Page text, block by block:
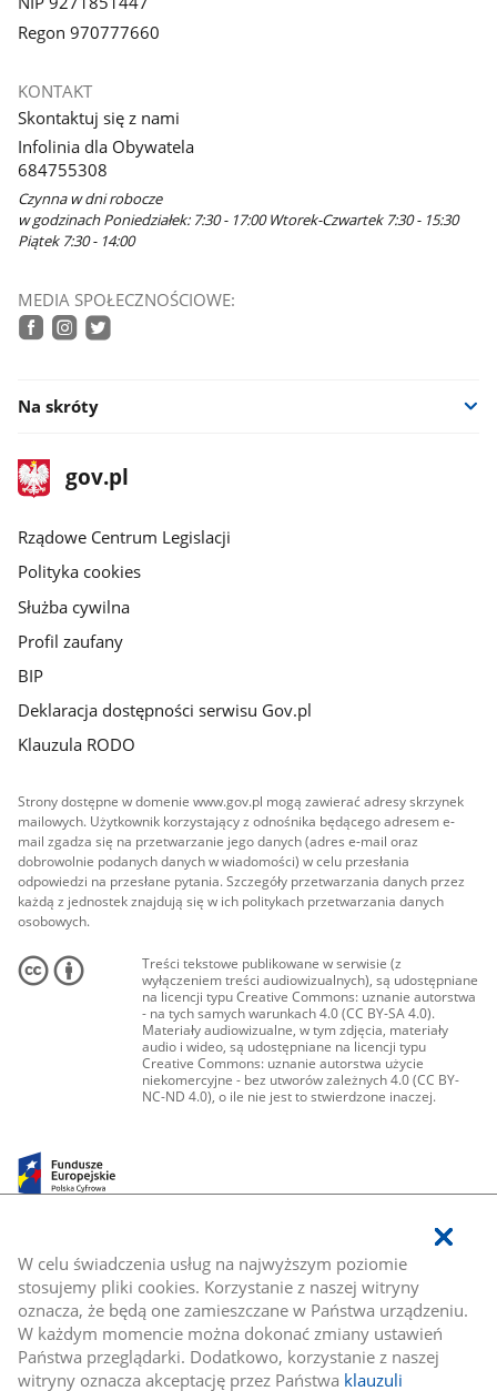
W celu świadczenia usług na najwyższym poziomie
stosujemy pliki cookies. Korzystanie z naszej witryny
oznacza, że będą one zamieszczane w Państwa urządzeniu.
W każdym momencie można dokonać zmiany ustawień
Państwa przeglądarki. Dodatkowo, korzystanie z naszej
witryny oznacza akceptację przez Państwa klauzuli
Regon 970777660
KONTAKT
Skontaktuj się z nami
Infolinia dla Obywatela
684755308
Czynna w dni robocze
w godzinach Poniedziałek: 7:30 - 17:00 Wtorek-Czwartek 7:30 - 15:30
Piątek 7:30 - 14:00
MEDIA SPOŁECZNOŚCIOWE:
Na skróty
stopka
gov.plStrona
gov.pl
Rządowe Centrum Legislacji
Polityka cookies
Służba cywilna
Profil zaufany
BIP
Deklaracja dostępności serwisu Gov.pl
Klauzula RODO
Strony dostępne w domenie www.gov.pl mogą zawierać adresy skrzynek
mailowych. Użytkownik korzystający z odnośnika będącego adresem e-
mail zgadza się na przetwarzanie jego danych (adres e-mail oraz
dobrowolnie podanych danych w wiadomości) w celu przesłania
odpowiedzi na przesłane pytania. Szczegóły przetwarzania danych przez
każdą z jednostek znajdują się w ich politykach przetwarzania danych
osobowych.
Treści tekstowe publikowane w serwisie (z
wyłączeniem treści audiowizualnych), są udostępniane
na licencji typu Creative Commons: uznanie autorstwa
- na tych samych warunkach 4.0 (CC BY-SA 4.0).
Materiały audiowizualne, w tym zdjęcia, materiały
audio i wideo, są udostępniane na licencji typu
Creative Commons: uznanie autorstwa użycie
niekomercyjne - bez utworów zależnych 4.0 (CC BY-
NC-ND 4.0), o ile nie jest to stwierdzone inaczej.